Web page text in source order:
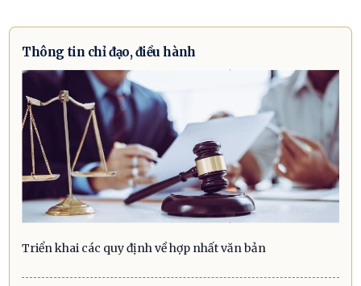
Thông tin chỉ đạo, điều hành
Triển khai các quy định về hợp nhất văn bản